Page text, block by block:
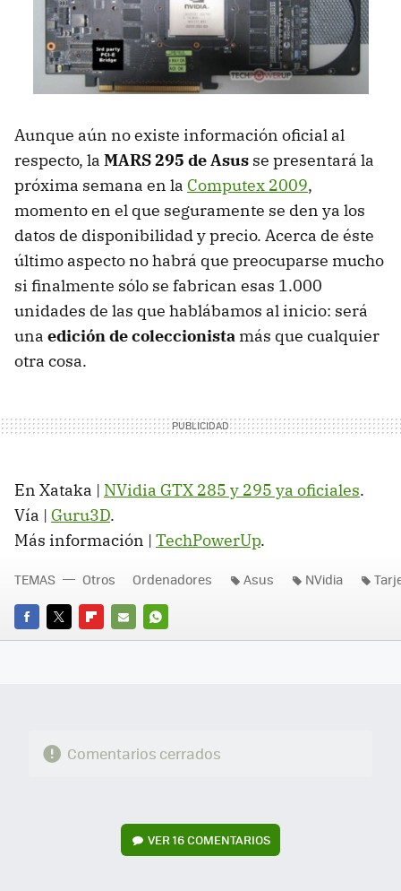
Aunque aún no existe información oficial al
respecto, la MARS295 de Asus se presentará la
próxima semana en la Computex 2009,
momento en el que seguramente se den ya los
datos de disponibilidad y precio. Acerca de éste
último aspecto no habrá que preocuparse mucho
si finalmente sólo se fabrican esas 1.000
unidades de las que hablábamos al inicio: será
una edición de coleccionista más que cualquier
otra cosa.
En Xataka | NVidia GTX 285 y 295 ya oficiales.
Vía | Guru3D.
Más información | TechPowerUp.
FACEBOOK
TWITTERFLIPBOARD
E-
WHATSAPP
TEMAS Otros Ordenadores Asus NVidia
Comentarios cerrados
VER16 COMENTARIOS